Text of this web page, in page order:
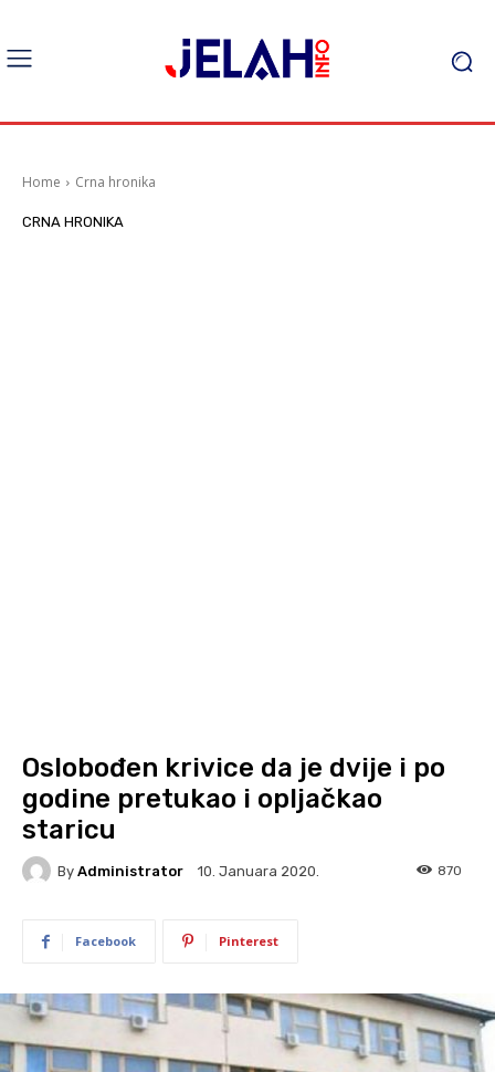
Home Crna hronika
CRNA HRONIKA
Oslobođen krivice da je dvije i po
godine pretukao i opljačkao
staricu
By Administrator 10. Januara 2020. 870
Facebook Pinterest